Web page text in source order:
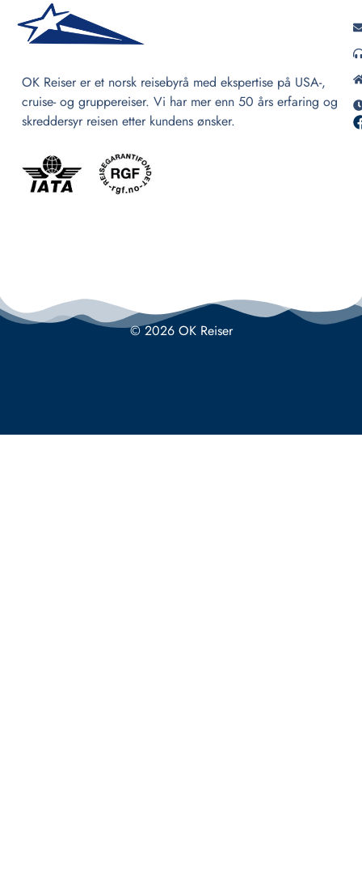
OK Reiser er et norsk reisebyrå med ekspertise på USA-,
cruise- og gruppereiser. Vi har mer enn 50 års erfaring og
skreddersyr reisen etter kundens ønsker.
© 2026 OK Reiser